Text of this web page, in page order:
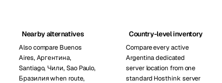
Nearby alternatives
Also compare Buenos
Aires, Аргентина,
Santiago, Чили, Sao Paulo,
Бразилия when route,
Country-level inventory
Compare every active
Argentina dedicated
server location from one
standard Hosthink server